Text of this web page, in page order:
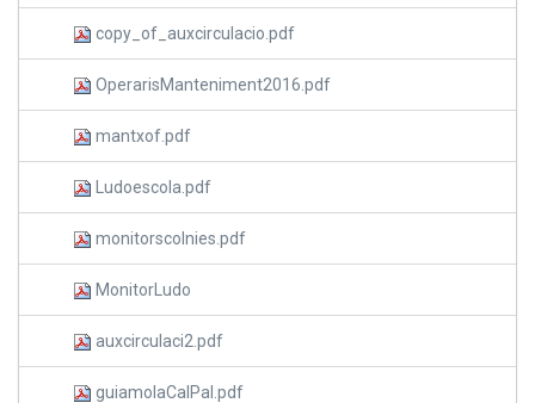
copy_of_auxcirculacio.pdf
OperarisManteniment2016.pdf
mantxof.pdf
Ludoescola.pdf
monitorscolnies.pdf
MonitorLudo
auxcirculaci2.pdf
guiamolaCalPal.pdf